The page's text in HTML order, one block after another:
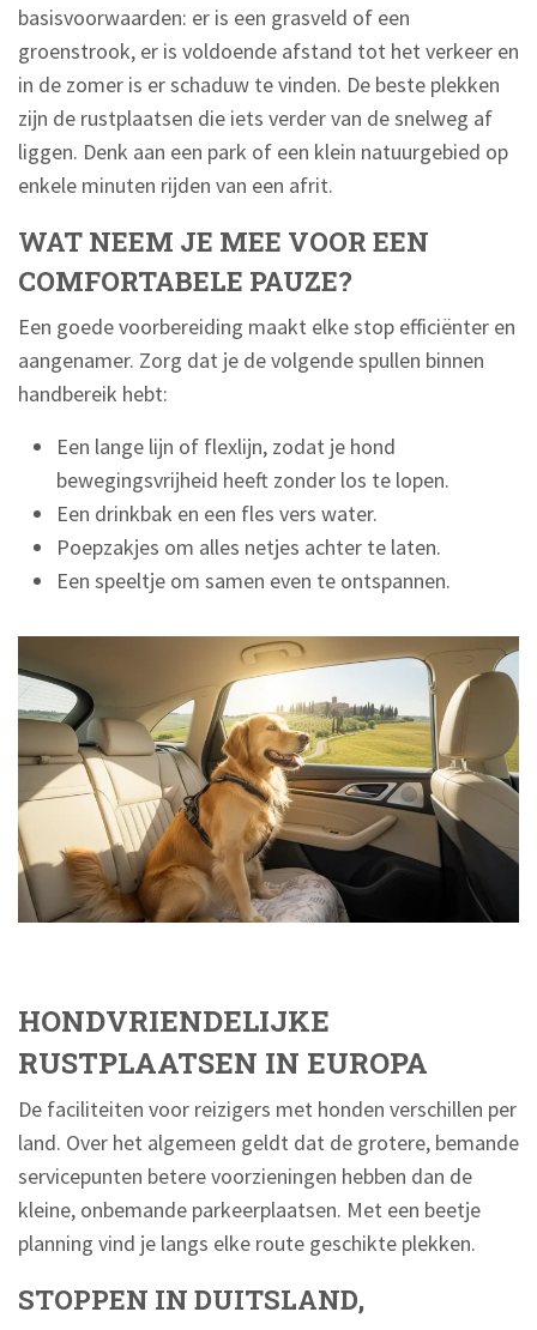
basisvoorwaarden: er is een grasveld of een
groenstrook, er is voldoende afstand tot het verkeer en
in de zomer is er schaduw te vinden. De beste plekken
zijn de rustplaatsen die iets verder van de snelweg af
liggen. Denk aan een park of een klein natuurgebied op
enkele minuten rijden van een afrit.
WAT NEEM JE MEE VOOR EEN
COMFORTABELE PAUZE?
Een goede voorbereiding maakt elke stop efficiënter en
aangenamer. Zorg dat je de volgende spullen binnen
handbereik hebt:
Een lange lijn of flexlijn, zodat je hond
bewegingsvrijheid heeft zonder los te lopen.
Een drinkbak en een fles vers water.
Poepzakjes om alles netjes achter te laten.
Een speeltje om samen even te ontspannen.
HONDVRIENDELIJKE
RUSTPLAATSEN IN EUROPA
De faciliteiten voor reizigers met honden verschillen per
land. Over het algemeen geldt dat de grotere, bemande
servicepunten betere voorzieningen hebben dan de
kleine, onbemande parkeerplaatsen. Met een beetje
planning vind je langs elke route geschikte plekken.
STOPPEN IN DUITSLAND,